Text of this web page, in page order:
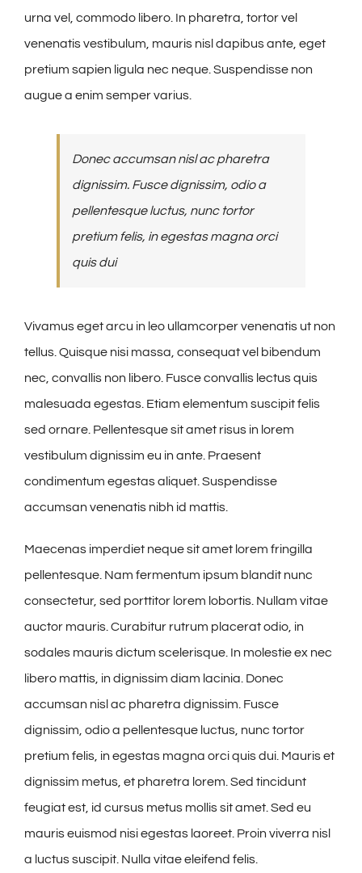
urna vel, commodo libero. In pharetra, tortor vel
venenatis vestibulum, mauris nisl dapibus ante, eget
pretium sapien ligula nec neque. Suspendisse non
augue a enim semper varius.
Donec accumsan nisl ac pharetra
dignissim. Fusce dignissim, odio a
pellentesque luctus, nunc tortor
pretium felis, in egestas magna orci
quis dui
Vivamus eget arcu in leo ullamcorper venenatis ut non
tellus. Quisque nisi massa, consequat vel bibendum
nec, convallis non libero. Fusce convallis lectus quis
malesuada egestas. Etiam elementum suscipit felis
sed ornare. Pellentesque sit amet risus in lorem
vestibulum dignissim eu in ante. Praesent
condimentum egestas aliquet. Suspendisse
accumsan venenatis nibh id mattis.
Maecenas imperdiet neque sit amet lorem fringilla
pellentesque. Nam fermentum ipsum blandit nunc
consectetur, sed porttitor lorem lobortis. Nullam vitae
auctor mauris. Curabitur rutrum placerat odio, in
sodales mauris dictum scelerisque. In molestie ex nec
libero mattis, in dignissim diam lacinia. Donec
accumsan nisl ac pharetra dignissim. Fusce
dignissim, odio a pellentesque luctus, nunc tortor
pretium felis, in egestas magna orci quis dui. Mauris et
dignissim metus, et pharetra lorem. Sed tincidunt
feugiat est, id cursus metus mollis sit amet. Sed eu
mauris euismod nisi egestas laoreet. Proin viverra nisl
a luctus suscipit. Nulla vitae eleifend felis.